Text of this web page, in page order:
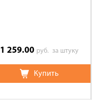
1 259.00 руб. за штуку
Купить